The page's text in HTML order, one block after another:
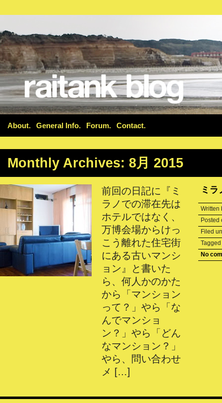
About General Info Forum Contact
Monthly Archives: 8月 2015
ミ
Written
Posted
Filed
Tagged
No
前回の日記に『ミ
ラノでの滞在先は
ホテルではなく、
万博会場からけっ
こう離れた住宅街
にある古いマンシ
ョン』と書いた
ら、何人かのかた
から「マンション
って？」やら「な
んでマンショ
ン？」やら「どん
なマンション？」
やら、問い合わせ
メ […]